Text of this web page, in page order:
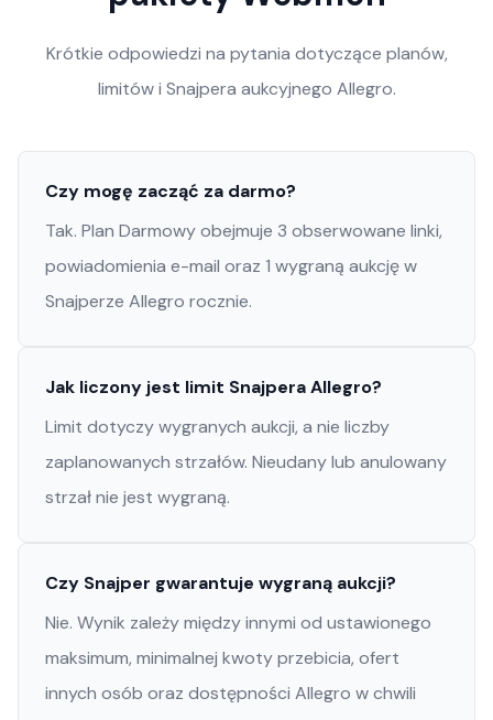
Krótkie odpowiedzi na pytania dotyczące planów,
limitów i Snajpera aukcyjnego Allegro.
Czy mogę zacząć za darmo?
Tak. Plan Darmowy obejmuje 3 obserwowane linki,
powiadomienia e-mail oraz 1 wygraną aukcję w
Snajperze Allegro rocznie.
Jak liczony jest limit Snajpera Allegro?
Limit dotyczy wygranych aukcji, a nie liczby
zaplanowanych strzałów. Nieudany lub anulowany
strzał nie jest wygraną.
Czy Snajper gwarantuje wygraną aukcji?
Nie. Wynik zależy między innymi od ustawionego
maksimum, minimalnej kwoty przebicia, ofert
innych osób oraz dostępności Allegro w chwili